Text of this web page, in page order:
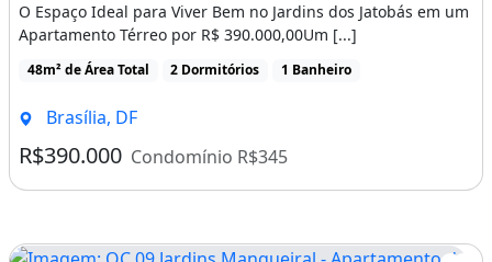
O Espaço Ideal para Viver Bem no Jardins dos Jatobás em um
Apartamento Térreo por R$ 390.000,00Um [...]
48m² de Área Total 2 Dormitórios 1 Banheiro
Brasília, DF
R$390.000 Condomínio R$345